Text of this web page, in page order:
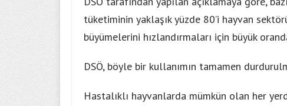
tüketiminin yaklaşık yüzde 80’i hayvan
büyümelerini hızlandırmaları için büyük
DSÖ, böyle bir kullanımın tamamen
Hastalıklı hayvanlarda mümkün olan her